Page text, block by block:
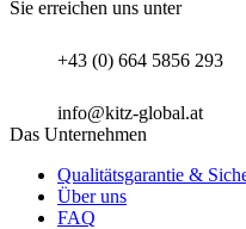
Sie erreichen uns unter
+43 (0) 664 5856 293
info@kitz-global.at
Das Unternehmen
Qualitätsgarantie &
Über uns
FAQ